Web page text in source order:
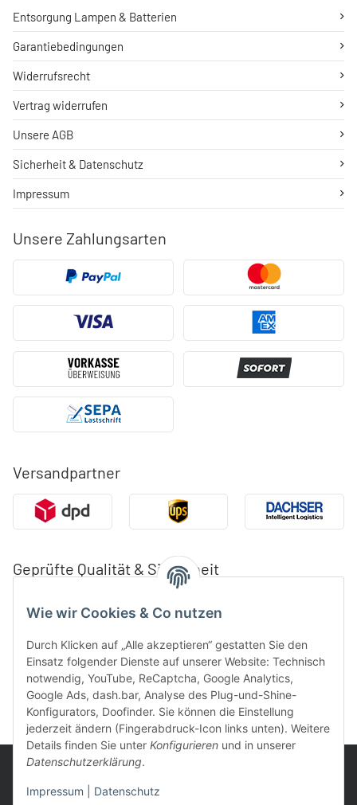
Wie wir Cookies & Co nutzen
Durch Klicken auf „Alle akzeptieren“ gestatten Sie den
Einsatz folgender Dienste auf unserer Website: Technisch
notwendig, YouTube, ReCaptcha, Google Analytics,
Google Ads, dash.bar, Analyse des Plug-und-Shine-
Konfigurators, Doofinder. Sie können die Einstellung
jederzeit ändern (Fingerabdruck-Icon links unten). Weitere
Details finden Sie unter Konfigurieren und in unserer
Datenschutzerklärung.
Impressum Datenschutz
Unsere Zahlungsarten
Versandpartner
Geprüfte Qualität & Sicherheit
Entsorgung Lampen & Batterien
Garantiebedingungen
Widerrufsrecht
Vertrag widerrufen
Unsere AGB
Sicherheit & Datenschutz
Impressum